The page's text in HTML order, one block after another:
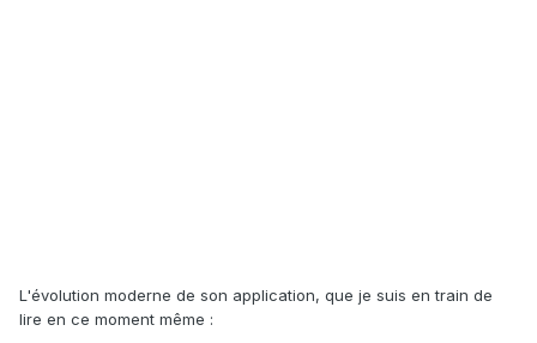
L'évolution moderne de son application, que je suis en train de
lire en ce moment même :